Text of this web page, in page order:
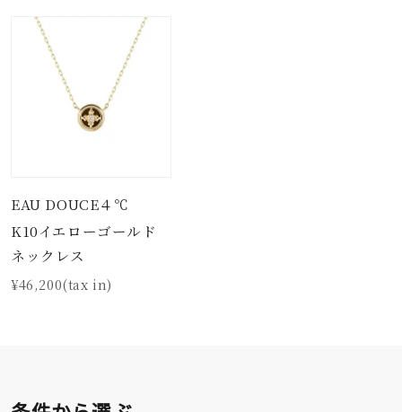
EAU DOUCE４℃
K10イエローゴールド
ネックレス
¥46,200(tax in)